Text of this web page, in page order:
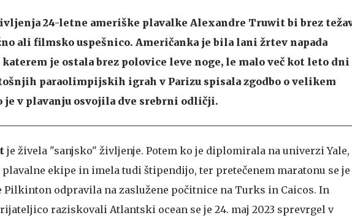
24-letne ameriške plavalke Alexandre Truwit bi brez
ali filmsko uspešnico. Američanka je bila lani žrtev napada
katerem je ostala brez polovice leve noge, le malo več kot leto dni
paraolimpijskih igrah v Parizu spisala zgodbo o velikem
je v plavanju osvojila dve srebrni odličji.
je živela "sanjsko" življenje. Potem ko je diplomirala na univerzi Yale,
ekipe in imela tudi štipendijo, ter pretečenem maratonu se je
odpravila na zaslužene počitnice na Turks in Caicos. In
raziskovali Atlantski ocean se je 24. maj 2023 sprevrgel v